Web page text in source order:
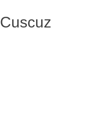
Cuscuz